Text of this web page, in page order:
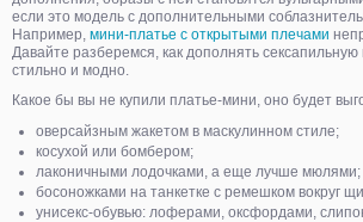
если это модель с дополнительными
Например, мини-платье с открытыми плечами
Давайте разберемся, как дополнять
стильно и модно.
Какое бы вы не купили платье-мини, оно будет
оверсайзным жакетом в маскулинном стиле;
косухой или бомбером;
лаконичными лодочками, а еще лучше мюлями;
босоножками на танкетке с ремешком вокруг
унисекс-обувью: лоферами, оксфордами,